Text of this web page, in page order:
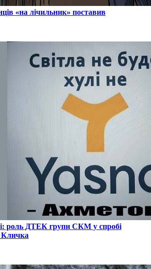
«на лічильник» поставив
роль ДТЕК групи СКМ у спробі
Кличка